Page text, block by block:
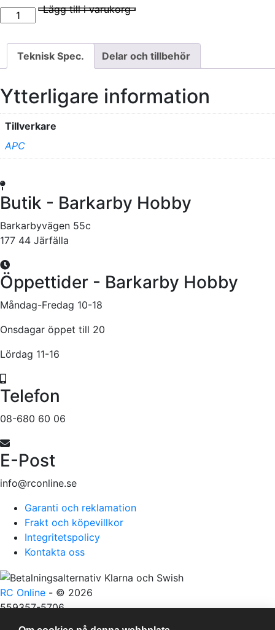
I lager
Propeller 8.5x7.25 Pylon mängd Lägg till i varukorg
Teknisk Spec. Delar och tillbehör
Ytterligare information
Tillverkare
APC
Butik - Barkarby Hobby
Barkarbyvägen 55c
177 44 Järfälla
Öppettider - Barkarby Hobby
Måndag-Fredag 10-18
Onsdagar öppet till 20
Lördag 11-16
Telefon
08-680 60 06
E-Post
info@rconline.se
Garanti och reklamation
Frakt och köpevillkor
Integritetspolicy
Kontakta oss
RC Online - © 2026
559357-5706